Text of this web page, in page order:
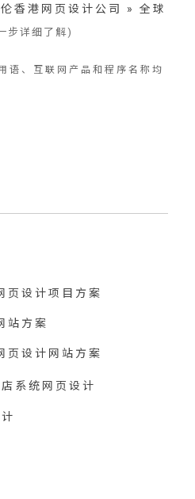
港网页设计公司 » 全球
步详细了解)
语、互联网产品和程序名称均
页设计项目方案
站方案
页设计网站方案
系统网页设计